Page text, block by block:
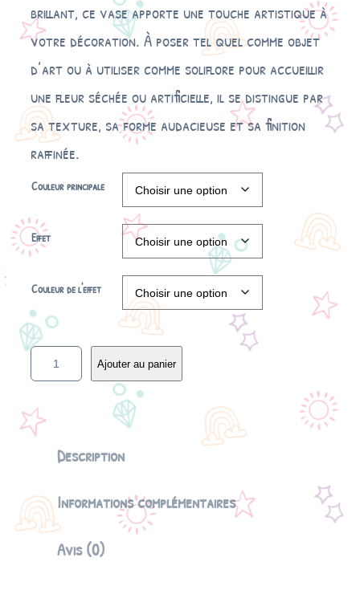
brillant, ce vase apporte une touche artistique à
votre décoration. À poser tel quel comme objet
d’art ou à utiliser comme soliflore pour accueillir
une fleur séchée ou artificielle, il se distingue par
sa texture, sa forme audacieuse et sa finition
raffinée.
Couleur principale
Effet
Couleur de l'effet
q
n
t
d
e
Ajouter au panier
Description
Informations complémentaires
Avis (0)